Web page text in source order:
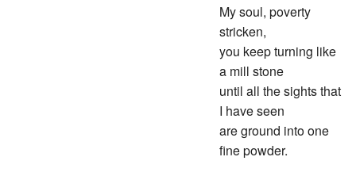
My soul, poverty
stricken,
you keep turning like
a mill stone
until all the sights that
I have seen
are ground into one
fine powder.